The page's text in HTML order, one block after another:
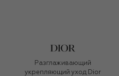
Разглаживающий
укрепляющий уход Dior